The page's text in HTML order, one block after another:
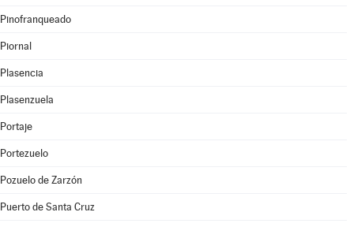
Pinofranqueado
Piornal
Plasencia
Plasenzuela
Portaje
Portezuelo
Pozuelo de Zarzón
Puerto de Santa Cruz